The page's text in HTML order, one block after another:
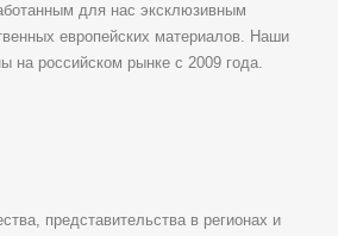
для нас эксклюзивным
европейских материалов. Наши
на российском рынке с 2009 года.
представительства в регионах и